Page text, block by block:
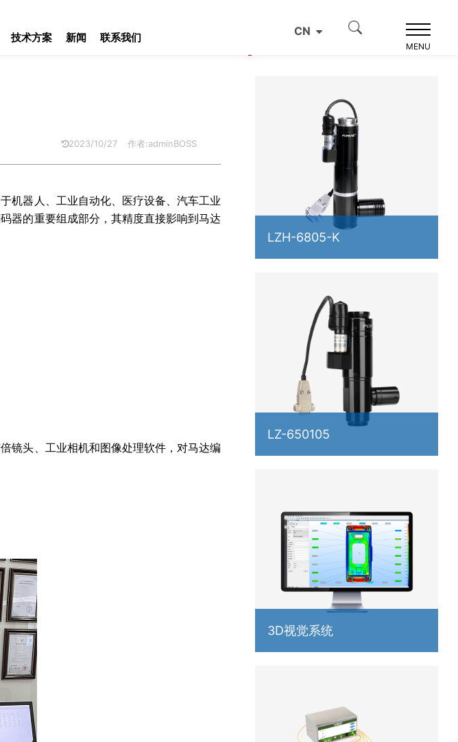
技术方案 新闻 联系我们 CN
MENU
2023/10/27 作者:adminBOSS
机器人、工业自动化、医疗设备、汽车工业
器的重要组成部分，其精度直接影响到马达
镜头、工业相机和图像处理软件，对马达编
LZH-6805-K
LZ-650105
3D视觉系统